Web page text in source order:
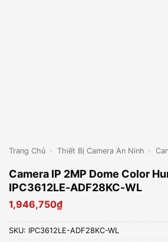
Trang Chủ › Thiết Bị Camera An Ninh ›
Camera IP 2MP Dome Color
IPC3612LE-ADF28KC-WL
1,946,750₫
SKU: IPC3612LE-ADF28KC-WL